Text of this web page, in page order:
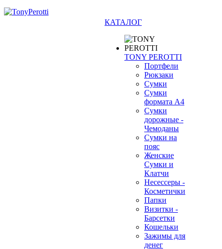
КАТАЛОГ
TONY PEROTTI
Портфели
Рюкзаки
Сумки
Сумки
формата А4
Сумки
дорожные -
Чемоданы
Сумки на
пояс
Женские
Сумки и
Клатчи
Несессеры -
Косметички
Папки
Визитки -
Барсетки
Кошельки
Зажимы для
денег